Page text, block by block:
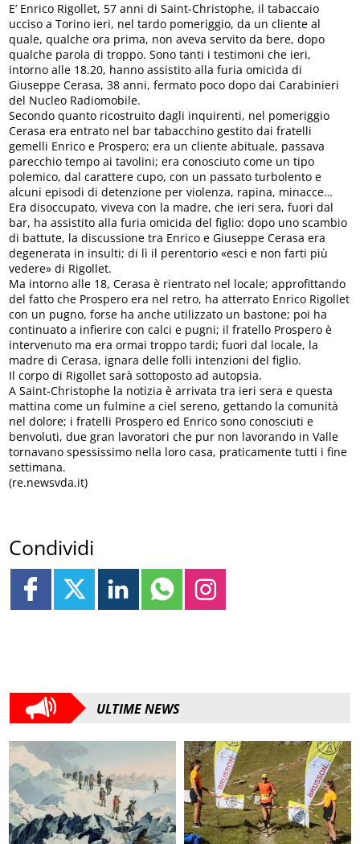
E’ Enrico Rigollet, 57 anni di Saint-Christophe, il tabaccaio
ucciso a Torino ieri, nel tardo pomeriggio, da un cliente al
quale, qualche ora prima, non aveva servito da bere, dopo
qualche parola di troppo. Sono tanti i testimoni che ieri,
intorno alle 18.20, hanno assistito alla furia omicida di
Giuseppe Cerasa, 38 anni, fermato poco dopo dai Carabinieri
del Nucleo Radiomobile.
Secondo quanto ricostruito dagli inquirenti, nel pomeriggio
Cerasa era entrato nel bar tabacchino gestito dai fratelli
gemelli Enrico e Prospero; era un cliente abituale, passava
parecchio tempo ai tavolini; era conosciuto come un tipo
polemico, dal carattere cupo, con un passato turbolento e
alcuni episodi di detenzione per violenza, rapina, minacce…
Era disoccupato, viveva con la madre, che ieri sera, fuori dal
bar, ha assistito alla furia omicida del figlio: dopo uno scambio
di battute, la discussione tra Enrico e Giuseppe Cerasa era
degenerata in insulti; di lì il perentorio «esci e non farti più
vedere» di Rigollet.
Ma intorno alle 18, Cerasa è rientrato nel locale; approfittando
del fatto che Prospero era nel retro, ha atterrato Enrico Rigollet
con un pugno, forse ha anche utilizzato un bastone; poi ha
continuato a infierire con calci e pugni; il fratello Prospero è
intervenuto ma era ormai troppo tardi; fuori dal locale, la
madre di Cerasa, ignara delle folli intenzioni del figlio.
Il corpo di Rigollet sarà sottoposto ad autopsia.
A Saint-Christophe la notizia è arrivata tra ieri sera e questa
mattina come un fulmine a ciel sereno, gettando la comunità
nel dolore; i fratelli Prospero ed Enrico sono conosciuti e
benvoluti, due gran lavoratori che pur non lavorando in Valle
tornavano spessissimo nella loro casa, praticamente tutti i fine
settimana.
(re.newsvda.it)
Condividi
ULTIME NEWS